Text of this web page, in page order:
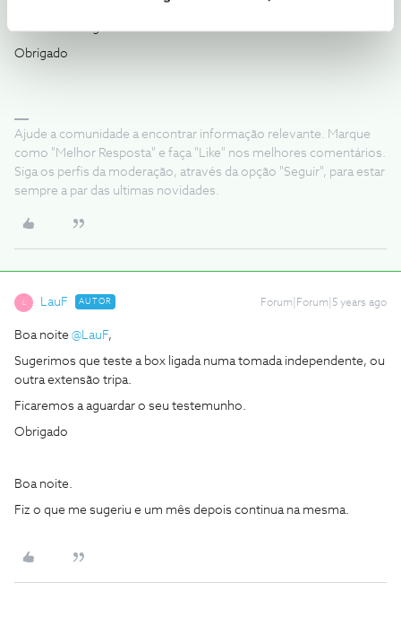
Obrigado
Ajude a comunidade a encontrar informação relevante. Marque
como "Melhor Resposta" e faça "Like" nos melhores comentários.
Siga os perfis da moderação, através da opção "Seguir", para estar
sempre a par das ultimas novidades.
LauF AUTOR Forum|Forum|5 years ago
Boa noite @LauF,
Sugerimos que teste a box ligada numa tomada independente, ou
outra extensão tripa.
Ficaremos a aguardar o seu testemunho.
Obrigado
Boa noite.
Fiz o que me sugeriu e um mês depois continua na mesma.